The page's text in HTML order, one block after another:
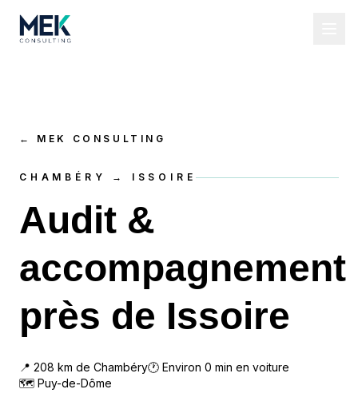
← MEK CONSULTING
CHAMBÉRY → ISSOIRE
Audit &
accompagnement
près de Issoire
📍 208 km de Chambéry🕐 Environ 0 min en voiture
🗺 Puy-de-Dôme